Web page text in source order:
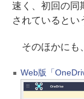
速く、初回の同
されているとい
そのほかにも
Web版「